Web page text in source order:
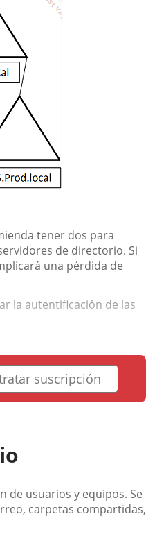
tener dos para
de directorio. Si
una pérdida de
la autentificación de las
suscripción
de usuarios y equipos. Se
carpetas compartidas,